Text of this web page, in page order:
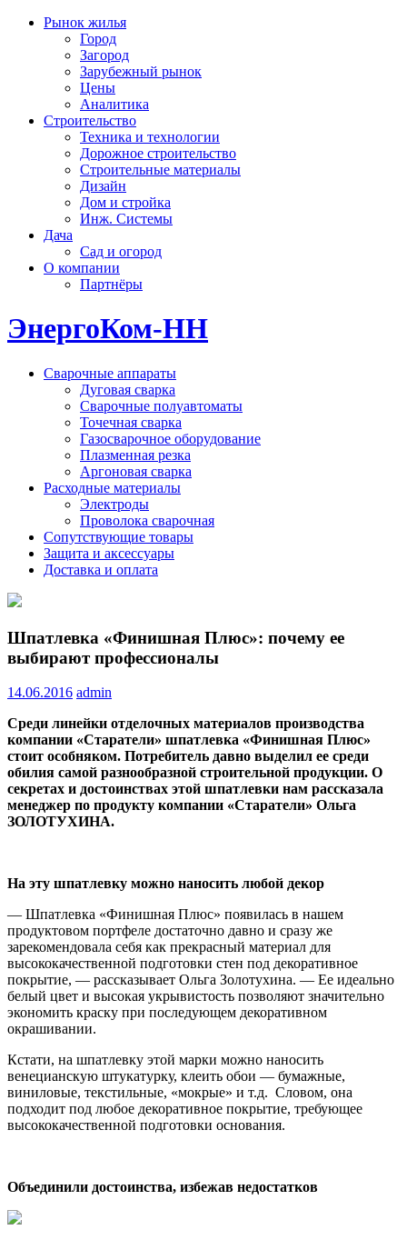
Рынок жилья
Город
Загород
Зарубежный рынок
Цены
Аналитика
Строительство
Техника и технологии
Дорожное строительство
Строительные материалы
Дизайн
Дом и стройка
Инж. Системы
Дача
Сад и огород
О компании
Партнёры
ЭнергоКом-НН
Сварочные аппараты
Дуговая сварка
Сварочные полуавтоматы
Точечная сварка
Газосварочное оборудование
Плазменная резка
Аргоновая сварка
Расходные материалы
Электроды
Проволока сварочная
Сопутствующие товары
Защита и аксессуары
Доставка и оплата
Шпатлевка «Финишная Плюс»: почему ее
выбирают профессионалы
14.06.2016 admin
Среди линейки отделочных материалов производства
компании «Старатели» шпатлевка «Финишная Плюс»
стоит особняком. Потребитель давно выделил ее среди
обилия самой разнообразной строительной продукции. О
секретах и достоинствах этой шпатлевки нам рассказала
менеджер по продукту компании «Старатели» Ольга
ЗОЛОТУХИНА.
На эту шпатлевку можно наносить любой декор
— Шпатлевка «Финишная Плюс» появилась в нашем
продуктовом портфеле достаточно давно и сразу же
зарекомендовала себя как прекрасный материал для
высококачественной подготовки стен под декоративное
покрытие, — рассказывает Ольга Золотухина. — Ее идеально
белый цвет и высокая укрывистость позволяют значительно
экономить краску при последующем декоративном
окрашивании.
Кстати, на шпатлевку этой марки можно наносить
венецианскую штукатурку, клеить обои — бумажные,
виниловые, текстильные, «мокрые» и т.д. Словом, она
подходит под любое декоративное покрытие, требующее
высококачественной подготовки основания.
Объединили достоинства, избежав недостатков